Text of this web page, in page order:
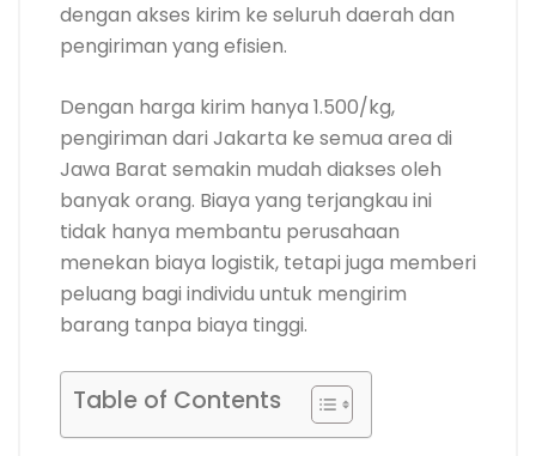
dengan akses kirim ke seluruh daerah dan
pengiriman yang efisien.
Dengan harga kirim hanya 1.500/kg,
pengiriman dari Jakarta ke semua area di
Jawa Barat semakin mudah diakses oleh
banyak orang. Biaya yang terjangkau ini
tidak hanya membantu perusahaan
menekan biaya logistik, tetapi juga memberi
peluang bagi individu untuk mengirim
barang tanpa biaya tinggi.
Table of Contents